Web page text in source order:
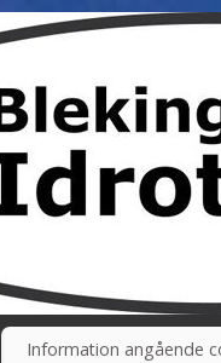
Information angående